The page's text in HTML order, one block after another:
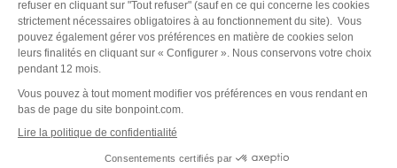
Mentions légales